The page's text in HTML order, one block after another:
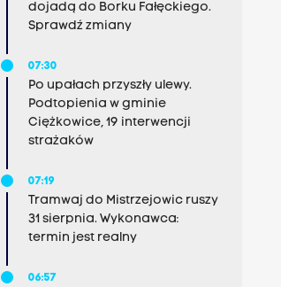
dojadą do Borku Fałęckiego.
Sprawdź zmiany
07:30
Po upałach przyszły ulewy.
Podtopienia w gminie
Ciężkowice, 19 interwencji
strażaków
07:19
Tramwaj do Mistrzejowic ruszy
31 sierpnia. Wykonawca:
termin jest realny
06:57